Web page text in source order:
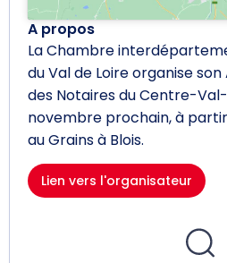
A propos
La Chambre
du Val de Loire organise
des Notaires du Centre-
novembre prochain, à partir
au Grains à Blois.
Lien vers l'organisateur